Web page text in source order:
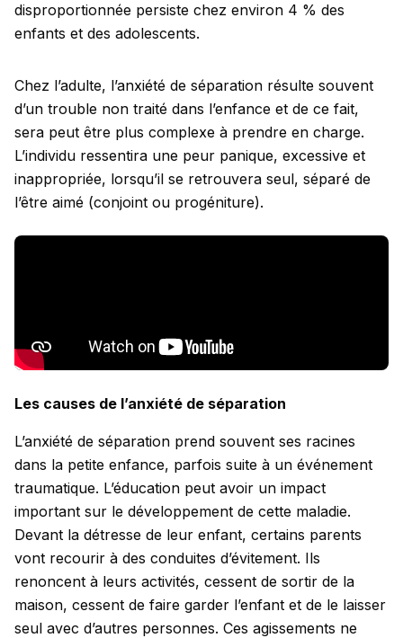
disproportionnée persiste chez environ 4 % des
enfants et des adolescents.
Chez l’adulte, l’anxiété de séparation résulte souvent
d’un trouble non traité dans l’enfance et de ce fait,
sera peut être plus complexe à prendre en charge.
L’individu ressentira une peur panique, excessive et
inappropriée, lorsqu’il se retrouvera seul, séparé de
l’être aimé (conjoint ou progéniture).
Les causes de l’anxiété de séparation
L’anxiété de séparation prend souvent ses racines
dans la petite enfance, parfois suite à un événement
traumatique. L’éducation peut avoir un impact
important sur le développement de cette maladie.
Devant la détresse de leur enfant, certains parents
vont recourir à des conduites d’évitement. Ils
renoncent à leurs activités, cessent de sortir de la
maison, cessent de faire garder l’enfant et de le laisser
seul avec d’autres personnes. Ces agissements ne